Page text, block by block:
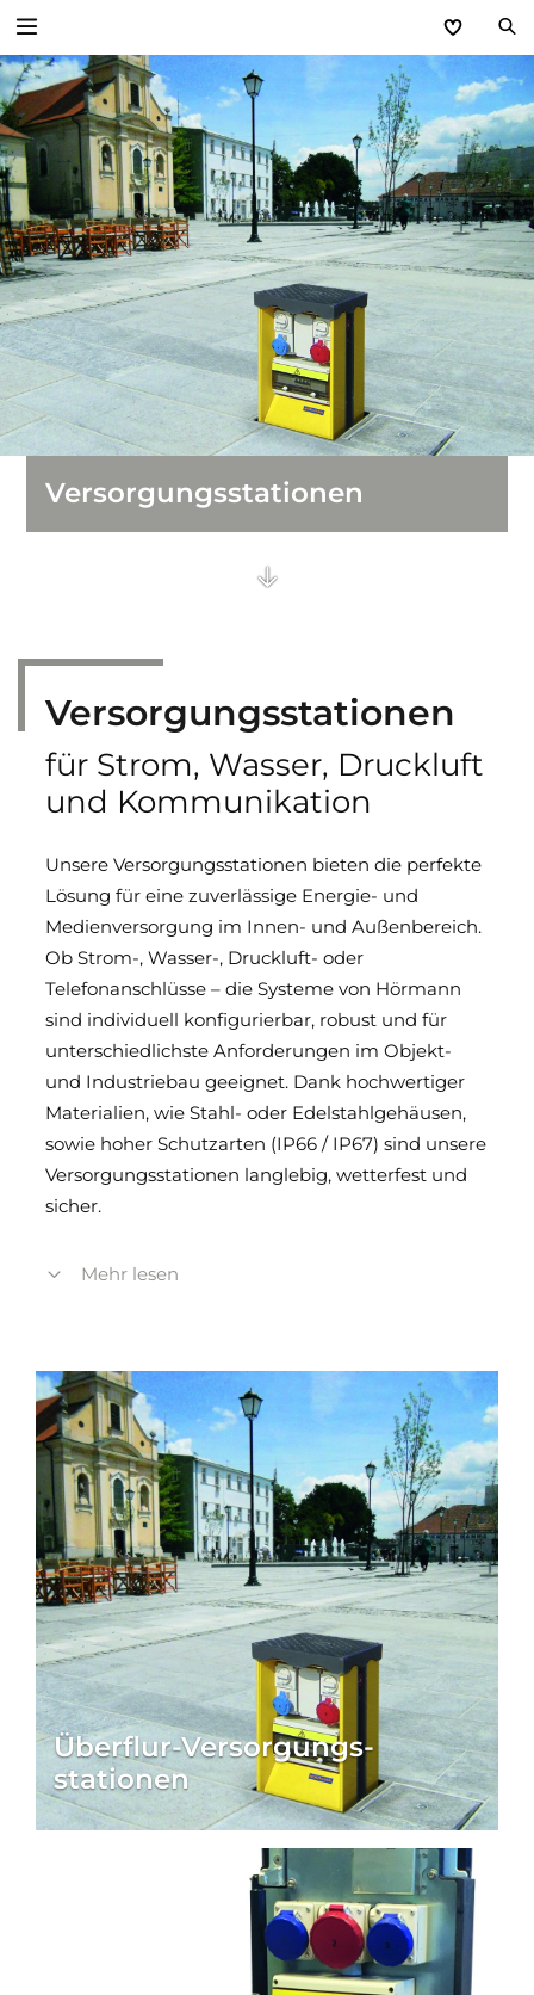
Zurück
Industrietore
Industrie-Sektionaltore
Schnelllauftore
Industrie-Rolltore
Rollgitter
Versorgungsstationen
Sammelgaragen
Feuerschutz-Schiebetore
Streifenvorhänge
Sporthallentore
Falttore und Schiebetore
Versorgungsstationen
Versorgungs­stationen
für Strom, Wasser, Druckluft
und Kommunikation
Unsere Versorgungsstationen bieten die perfekte
Lösung für eine zuverlässige Energie- und
Medienversorgung im Innen- und Außenbereich.
Ob Strom-, Wasser-, Druckluft- oder
Telefonanschlüsse – die Systeme von Hörmann
sind individuell konfigurierbar, robust und für
unterschiedlichste Anforderungen im Objekt-
und Industriebau geeignet. Dank hochwertiger
Materialien, wie Stahl- oder Edelstahlgehäusen,
sowie hoher Schutzarten (IP66 / IP67) sind unsere
Versorgungsstationen langlebig, wetterfest und
sicher.
Mit Überflur- und Unterflur-Versorgungsstationen
Abdeckplatte nutzen. Das Ergebnis ist eine
sichere, ordentliche und optisch dezente
Versorgungslösung für Industrieanlagen,
öffentliche Plätze oder private Projekte.
Profitieren Sie von einem großen
Produktspektrum – exakt aufeinander
abgestimmt, funktional und zukunftsorientiert.
Als Ihr starker Partner im Objekt- und
Industriebau bieten wir neben
Versorgungsstationen auch Industrietore,
Verladetechnik, Schiebetore, Objekttüren und
Zufahrtskontrollsysteme – alles aus einer Hand.
Mehr lesen
Überflur-Versorgungs­
stationen